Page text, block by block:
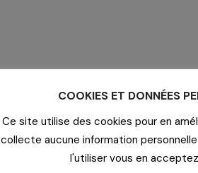
COOKIES ET DONNÉES
Ce site utilise des cookies pour en
collecte aucune information
l'utiliser vous en